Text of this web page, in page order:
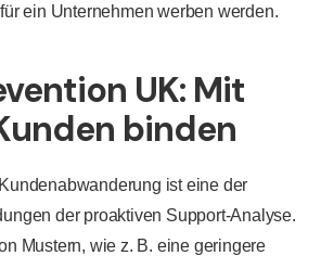
ein Unternehmen werben werden.
UK: Mit
binden
ist eine der
der proaktiven Support-Analyse.
Mustern, wie z. B. eine geringere